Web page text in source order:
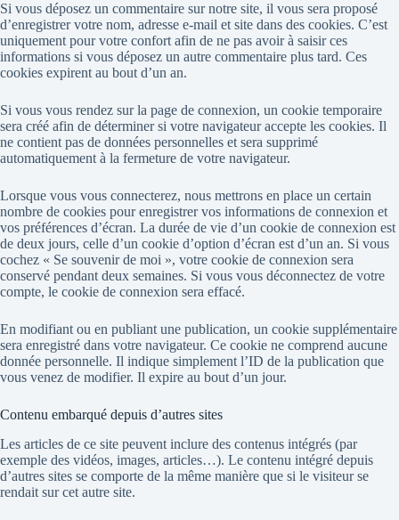
Si vous déposez un commentaire sur notre site, il vous sera proposé
d’enregistrer votre nom, adresse e-mail et site dans des cookies. C’est
uniquement pour votre confort afin de ne pas avoir à saisir ces
informations si vous déposez un autre commentaire plus tard. Ces
cookies expirent au bout d’un an.
Si vous vous rendez sur la page de connexion, un cookie temporaire
sera créé afin de déterminer si votre navigateur accepte les cookies. Il
ne contient pas de données personnelles et sera supprimé
automatiquement à la fermeture de votre navigateur.
Lorsque vous vous connecterez, nous mettrons en place un certain
nombre de cookies pour enregistrer vos informations de connexion et
vos préférences d’écran. La durée de vie d’un cookie de connexion est
de deux jours, celle d’un cookie d’option d’écran est d’un an. Si vous
cochez « Se souvenir de moi », votre cookie de connexion sera
conservé pendant deux semaines. Si vous vous déconnectez de votre
compte, le cookie de connexion sera effacé.
En modifiant ou en publiant une publication, un cookie supplémentaire
sera enregistré dans votre navigateur. Ce cookie ne comprend aucune
donnée personnelle. Il indique simplement l’ID de la publication que
vous venez de modifier. Il expire au bout d’un jour.
Contenu embarqué depuis d’autres sites
Les articles de ce site peuvent inclure des contenus intégrés (par
exemple des vidéos, images, articles…). Le contenu intégré depuis
d’autres sites se comporte de la même manière que si le visiteur se
rendait sur cet autre site.